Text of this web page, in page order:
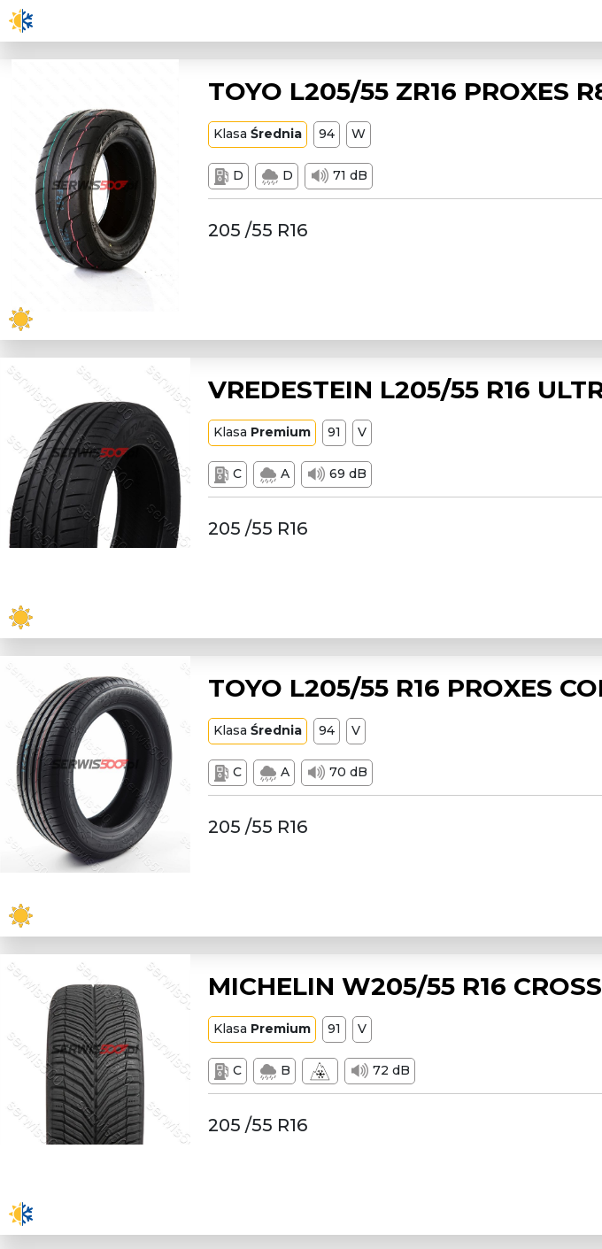
TOYO L205/55 ZR16 PROXES
Klasa Średnia 94 W
D D 71 dB
205 /55 R16
VREDESTEIN L205/55 R16
Klasa Premium 91 V
C A 69 dB
205 /55 R16
TOYO L205/55 R16 PROXES
Klasa Średnia 94 V
C A 70 dB
205 /55 R16
MICHELIN W205/55 R16
Klasa Premium 91 V
C B 72 dB
205 /55 R16